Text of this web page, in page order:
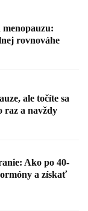
rovnováhe
ale točíte sa
raz a navždy
Ako po 40-
a získať